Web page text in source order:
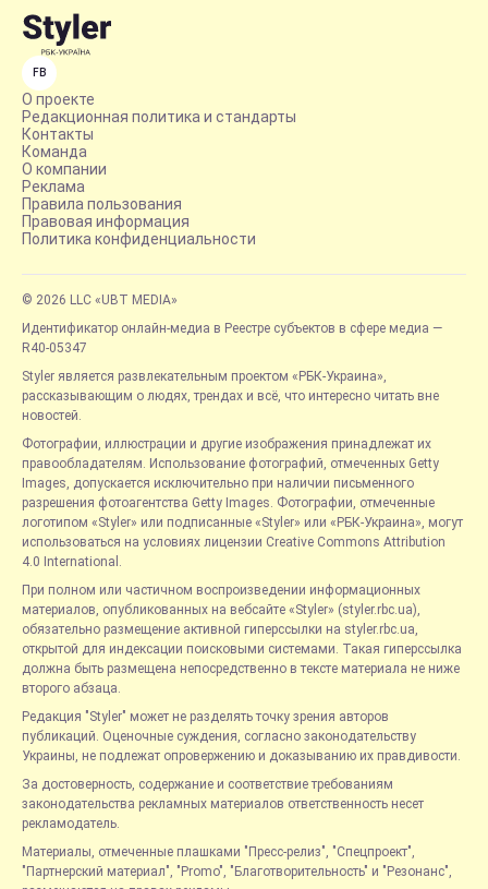
FB
О проекте
Редакционная политика и стандарты
Контакты
Команда
О компании
Реклама
Правила пользования
Правовая информация
Политика конфиденциальности
© 2026 LLC «UBT MEDIA»
Идентификатор онлайн-медиа в Реестре субъектов в сфере медиа —
R40-05347
Styler является развлекательным проектом «РБК-Украина»,
рассказывающим о людях, трендах и всё, что интересно читать вне
новостей.
Фотографии, иллюстрации и другие изображения принадлежат их
правообладателям. Использование фотографий, отмеченных Getty
Images, допускается исключительно при наличии письменного
разрешения фотоагентства Getty Images. Фотографии, отмеченные
логотипом «Styler» или подписанные «Styler» или «РБК-Украина», могут
использоваться на условиях лицензии Creative Commons Attribution
4.0 International.
При полном или частичном воспроизведении информационных
материалов, опубликованных на вебсайте «Styler» (styler.rbc.ua),
обязательно размещение активной гиперссылки на styler.rbc.ua,
открытой для индексации поисковыми системами. Такая гиперссылка
должна быть размещена непосредственно в тексте материала не ниже
второго абзаца.
Редакция "Styler" может не разделять точку зрения авторов
публикаций. Оценочные суждения, согласно законодательству
Украины, не подлежат опровержению и доказыванию их правдивости.
За достоверность, содержание и соответствие требованиям
законодательства рекламных материалов ответственность несет
рекламодатель.
Материалы, отмеченные плашками "Пресс-релиз", "Спецпроект",
"Партнерский материал", "Promo", "Благотворительность" и "Резонанс",